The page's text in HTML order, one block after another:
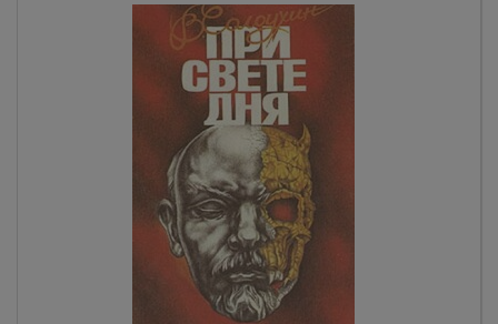
детскими ощущениями полноты счастья и зудящей
завистью к мальчишкам, чьё детство прошло в
деревеньке Алепино Владимирской области.